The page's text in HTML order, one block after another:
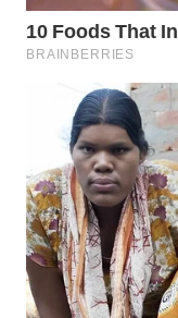
LAWAS
SUMEDANG
WN
CIANJUR
WN
KEPULAUAN
SERIBU